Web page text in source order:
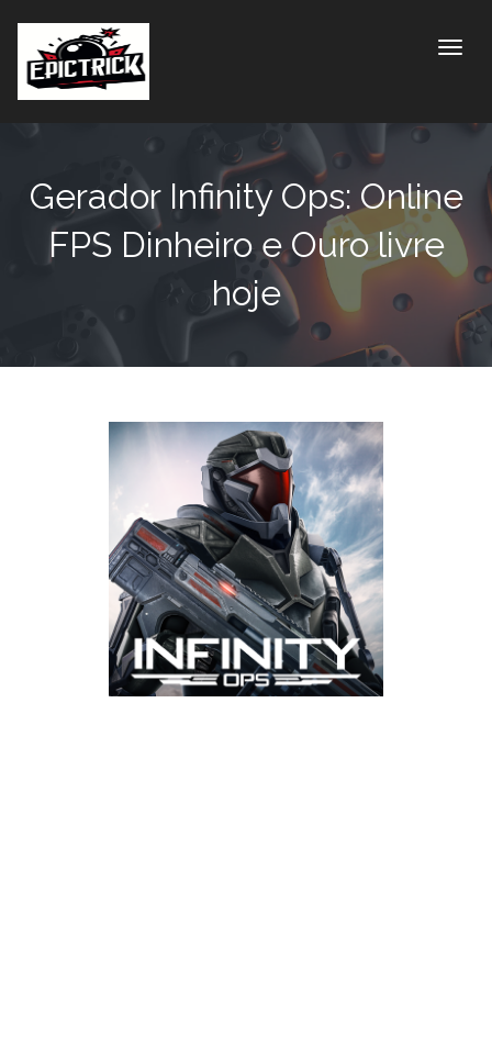
Gerador Infinity Ops: Online
FPS Dinheiro e Ouro livre
hoje